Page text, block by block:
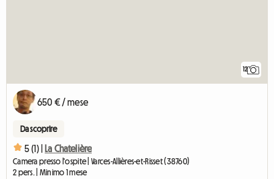
12
650 € / mese
Da scoprire
5 (1) | La Chatelière
Camera presso l'ospite | Varces-Allières-et-Risset (38760)
2 pers. | Minimo 1 mese